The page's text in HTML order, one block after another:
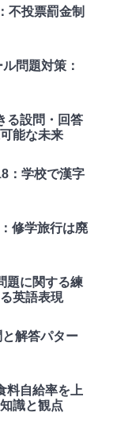
不投票罰金制
問題対策：
る設問・回答
能な未来
：学校で漢字
修学旅行は廃
題に関する練
英語表現
解答パター
料自給率を上
識と観点